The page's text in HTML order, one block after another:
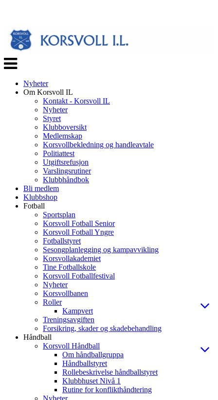
Veksle
navigasjon
Nyheter
Om Korsvoll IL
Kontakt - Korsvoll IL
Nyheter
Styret
Klubboversikt
Medlemskap
Korsvollbekledning og handleavtale
Politiattest
Utgiftsrefusjon
Varslingsrutiner
Klubbhåndbok
Bli medlem
Klubbshop
Fotball
Sportsplan
Korsvoll Fotball Senior
Korsvoll Fotball Yngre
Fotballstyret
Sesongplanlegging og kampavvikling
Korsvollakademiet
Tine Fotballskole
Korsvoll Fotballfestival
Nyheter
Korsvollbanen
Roller
Kampvert
Treningsavgiften
Forsikring, skader og skadebehandling
Håndball
Korsvoll Håndball
Om håndballgruppa
Håndballstyret
Rollebeskrivelse håndballstyret
Klubbhuset Nivå 1
Rutine for konflikthåndtering